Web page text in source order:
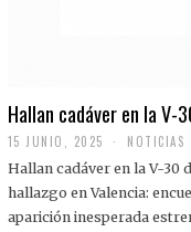
Hallan cadáver en la V-
15 JUNIO, 2025 NOTICIAS
Hallan cadáver en la V-30
hallazgo en Valencia:
aparición inesperada